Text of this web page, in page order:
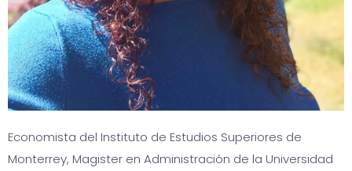
Economista del Instituto de Estudios Superiores de
Monterrey, Magister en Administración de la Universidad